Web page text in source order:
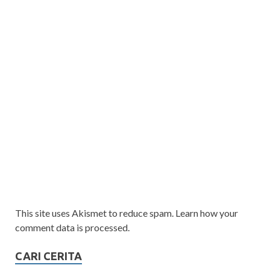
This site uses Akismet to reduce spam. Learn how your
comment data is processed.
CARI CERITA